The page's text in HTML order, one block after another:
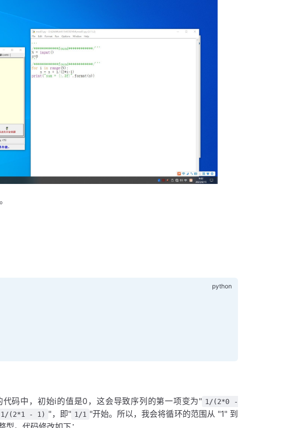
码中，初始i的值是0，这会导致序列的第一项变为" 1/(2*0 -
1/(2*1 - 1) "，即" 1/1 "开始。所以，我会将循环的范围从 "1" 到